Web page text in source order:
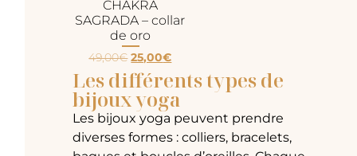
CHAKRA
SAGRADA – collar
de oro
49,00€ 25,00€
Les différents types de
bijoux yoga
Les bijoux yoga peuvent prendre
diverses formes : colliers, bracelets,